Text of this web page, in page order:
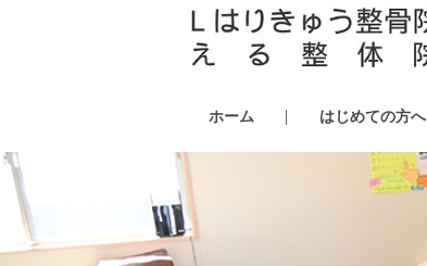
ホーム はじめての方へ